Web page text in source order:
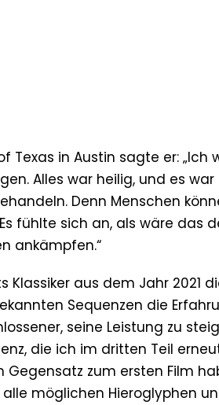
Texas in Austin sagte er: „Ich
Alles war heilig, und es war
Denn Menschen
fühlte sich an, als wäre das
ankämpfen.“
Klassiker aus dem Jahr 2021
Sequenzen die
seine Leistung zu
die ich im dritten Teil
Gegensatz zum ersten Film
möglichen Hieroglyphen